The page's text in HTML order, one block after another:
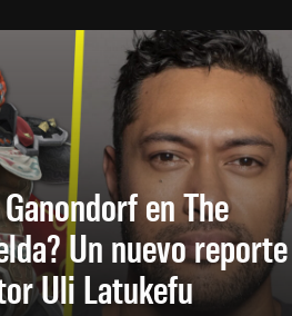
en The
Un nuevo reporte
Uli Latukefu